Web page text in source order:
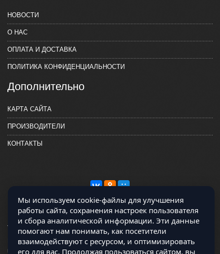
НОВОСТИ
О НАС
ОПЛАТА И ДОСТАВКА
ПОЛИТИКА КОНФИДЕНЦИАЛЬНОСТИ
Дополнительно
КАРТА САЙТА
ПРОИЗВОДИТЕЛИ
КОНТАКТЫ
Магазин работает на OCLite Комплект-А - радиодетали и электронные
компоненты © 2026
Мы используем cookie-файлы для улучшения
работы сайта, сохранения настроек пользователя
и сбора аналитической информации. Эти данные
помогают нам понимать, как посетители
взаимодействуют с ресурсом, и оптимизировать
его для вас. Продолжая пользоваться сайтом, вы